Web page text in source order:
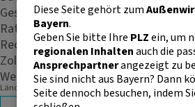
Warenverkehr
Geschäftspraxis
Rating
Recht & Steuern
Zoll
Weitere Kontakte
Länderauswahl
Diese Seite gehört zum
Bayern.
Geben Sie bitte Ihre PLZein, um
regionalen Inhaltenauch die
Ansprechpartnerangezeigt zu
Sie sind nicht aus Bayern? Dann
Seite dennoch besuchen, indem